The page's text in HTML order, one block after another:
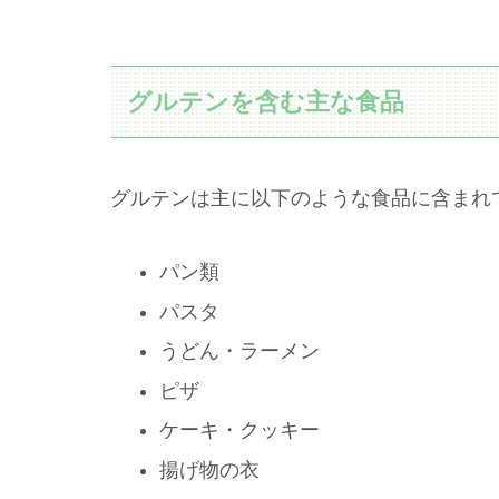
グルテンを含む主な食品
グルテンは主に以下のような食品に含まれ
パン類
パスタ
うどん・ラーメン
ピザ
ケーキ・クッキー
揚げ物の衣